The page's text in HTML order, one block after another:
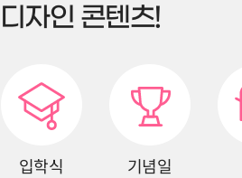
자인 콘텐츠!
입학식 기념일